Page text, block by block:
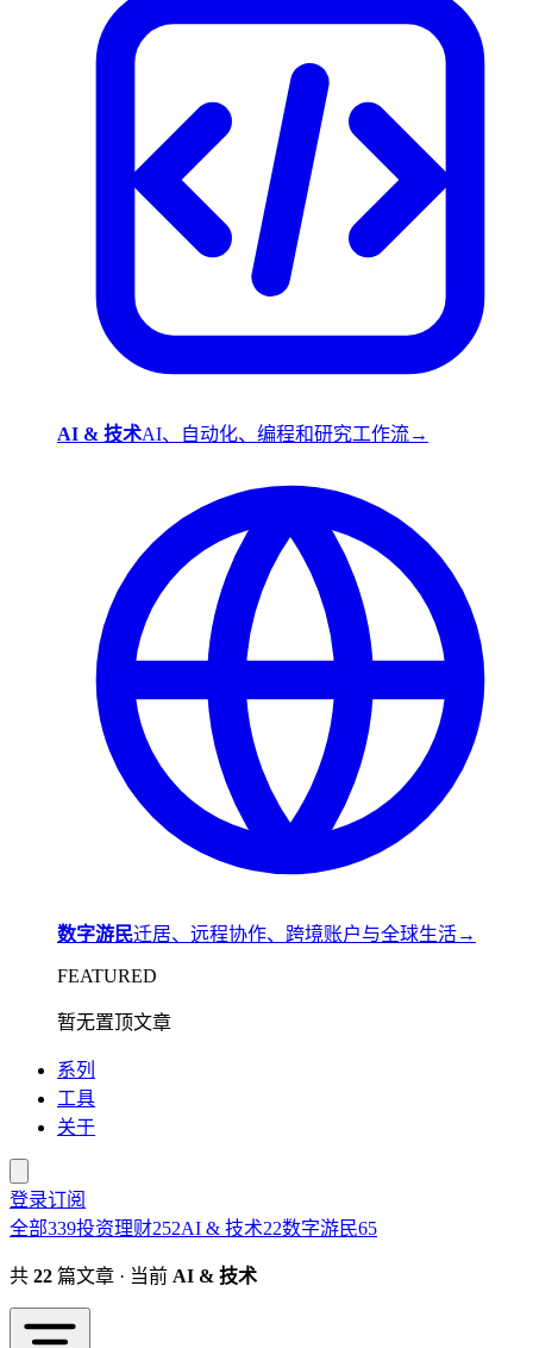
AI & 技术AI、自动化、编程和研究工作流→
数字游民迁居、远程协作、跨境账户与全球生活→
FEATURED
暂无置顶文章
系列
工具
关于
登录订阅
全部339投资理财252AI & 技术22数字游民65
共 22 篇文章 · 当前 AI & 技术